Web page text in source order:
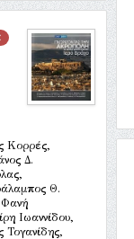
Κορρές,
Δ.
Θ.
Ιωαννίδου,
Τογανίδης,